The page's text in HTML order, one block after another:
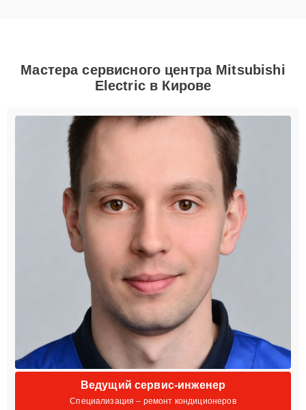
Мастера сервисного центра Mitsubishi
Electric в Кирове
Ведущий сервис-инженер
Специализация – ремонт кондиционеров